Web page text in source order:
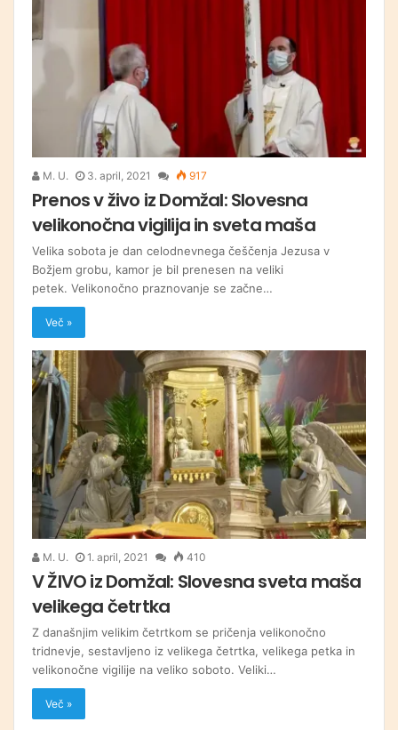
M. U. 3. april, 2021 917
Prenos v živo iz Domžal: Slovesna
velikonočna vigilija in sveta maša
Velika sobota je dan celodnevnega češčenja Jezusa v
Božjem grobu, kamor je bil prenesen na veliki
petek. Velikonočno praznovanje se začne…
Več »
M. U. 1. april, 2021 410
V ŽIVO iz Domžal: Slovesna sveta maša
velikega četrtka
Z današnjim velikim četrtkom se pričenja velikonočno
tridnevje, sestavljeno iz velikega četrtka, velikega petka in
velikonočne vigilije na veliko soboto. Veliki…
Več »